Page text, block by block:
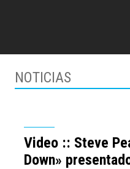
NOTICIAS
Video :: Steve
Down»